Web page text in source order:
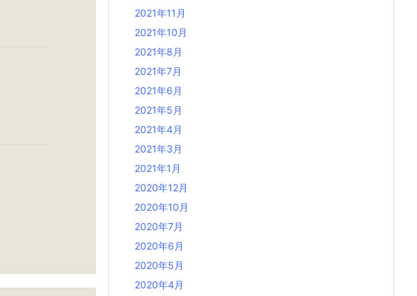
2021年11月
2021年10月
2021年8月
2021年7月
2021年6月
2021年5月
2021年4月
2021年3月
2021年1月
2020年12月
2020年10月
2020年7月
2020年6月
2020年5月
2020年4月